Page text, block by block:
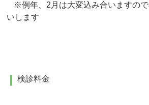
※例年、2月は大変込み合いますの
いします
検診料金